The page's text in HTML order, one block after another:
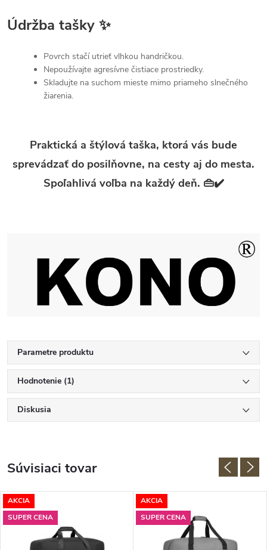
Údržba tašky ✨
Povrch stačí utrieť vlhkou handričkou.
Nepoužívajte agresívne čistiace prostriedky.
Skladujte na suchom mieste mimo priameho slnečného
žiarenia.
Praktická a štýlová taška, ktorá vás bude
sprevádzať do posilňovne, na cesty aj do mesta.
Spoľahlivá voľba na každý deň. 👜✔️
Parametre produktu
Hodnotenie (1)
Diskusia
Súvisiaci tovar
AKCIA
SUPER CENA
AKCIA
SUPER CENA